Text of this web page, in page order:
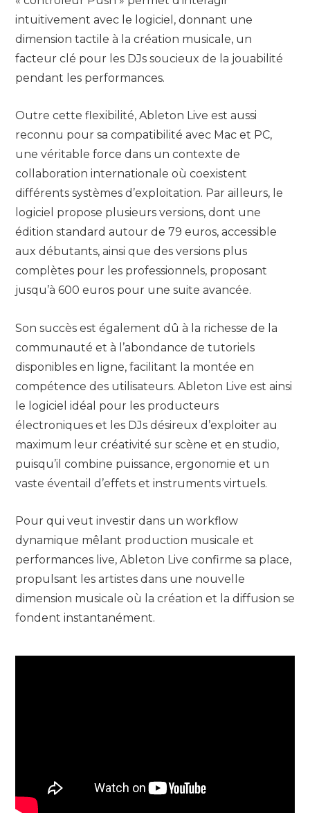
intuitivement avec le logiciel, donnant une
dimension tactile à la création musicale, un
facteur clé pour les DJs soucieux de la jouabilité
pendant les performances.
Outre cette flexibilité, Ableton Live est aussi
reconnu pour sa compatibilité avec Mac et PC,
une véritable force dans un contexte de
collaboration internationale où coexistent
différents systèmes d’exploitation. Par ailleurs, le
logiciel propose plusieurs versions, dont une
édition standard autour de 79 euros, accessible
aux débutants, ainsi que des versions plus
complètes pour les professionnels, proposant
jusqu’à 600 euros pour une suite avancée.
Son succès est également dû à la richesse de la
communauté et à l’abondance de tutoriels
disponibles en ligne, facilitant la montée en
compétence des utilisateurs. Ableton Live est ainsi
le logiciel idéal pour les producteurs
électroniques et les DJs désireux d’exploiter au
maximum leur créativité sur scène et en studio,
puisqu’il combine puissance, ergonomie et un
vaste éventail d’effets et instruments virtuels.
Pour qui veut investir dans un workflow
dynamique mêlant production musicale et
performances live, Ableton Live confirme sa place,
propulsant les artistes dans une nouvelle
dimension musicale où la création et la diffusion se
fondent instantanément.